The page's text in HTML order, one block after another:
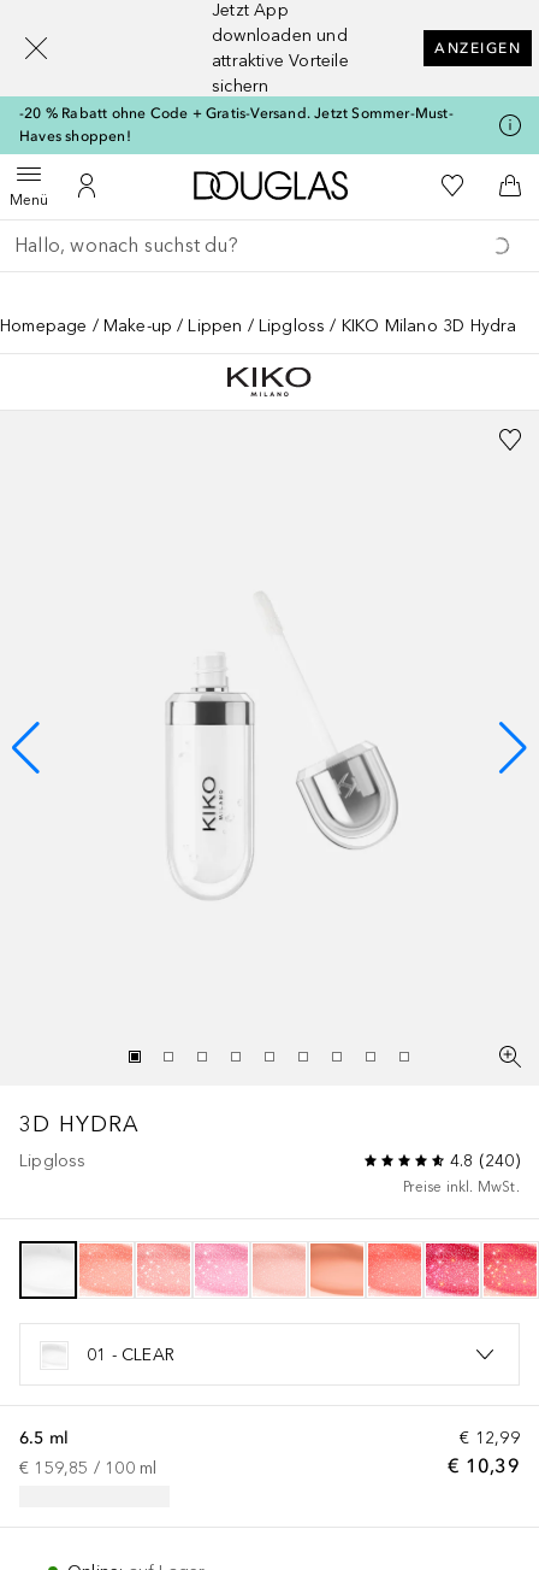
Jetzt App
downloaden und
attraktive Vorteile
sichern
ANZEIGEN
-20 % Rabatt ohne Code + Gratis-Versand. Jetzt Sommer-Must-
Haves shoppen!
MenüMenü öffnenZu Meinem Kundenkonto
Zur Douglas Startseite
Zu Meiner
Gehe zurück
Suche ausführen
Homepage Make-up Lippen Lipgloss KIKO Milano 3D Hydra
3D HYDRA
Lipgloss 4.8 (240)
Preise inkl. MwSt.
01 - CLEAR
€ 12,99
€ 10,39
6.5 ml
€ 159,85 / 100 ml
[navigation.slideout.screenreader]